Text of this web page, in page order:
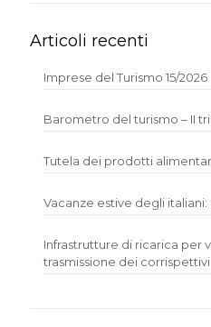
Articoli recenti
Imprese del Turismo 15/2026
Barometro del turismo – II
Tutela dei prodotti
Vacanze estive degli
Infrastrutture di ricarica per
trasmissione dei corrispettivi